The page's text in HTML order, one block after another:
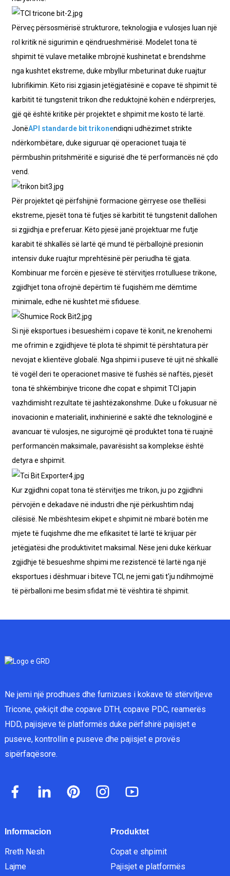
Përveç përsosmërisë strukturore, teknologjia e vulosjes luan një
rol kritik në sigurimin e qëndrueshmërisë. Modelet tona të
shpimit të vulave metalike mbrojnë kushinetat e brendshme
nga kushtet ekstreme, duke mbyllur mbeturinat duke ruajtur
lubrifikimin. Këto risi zgjasin jetëgjatësinë e copave të shpimit të
karbitit të tungstenit trikon dhe reduktojnë kohën e ndërprerjes,
gjë që është kritike për projektet e shpimit me kosto të lartë.
JonëAPI standarde bit trikonendiqni udhëzimet strikte
ndërkombëtare, duke siguruar që operacionet tuaja të
përmbushin pritshmëritë e sigurisë dhe të performancës në çdo
vend.
Për projektet që përfshijnë formacione gërryese ose thellësi
ekstreme, pjesët tona të futjes së karbitit të tungstenit dallohen
si zgjidhja e preferuar. Këto pjesë janë projektuar me futje
karabit të shkallës së lartë që mund të përballojnë presionin
intensiv duke ruajtur mprehtësinë për periudha të gjata.
Kombinuar me forcën e pjesëve të stërvitjes rrotulluese trikone,
zgjidhjet tona ofrojnë depërtim të fuqishëm me dëmtime
minimale, edhe në kushtet më sfiduese.
Si një eksportues i besueshëm i copave të konit, ne krenohemi
me ofrimin e zgjidhjeve të plota të shpimit të përshtatura për
nevojat e klientëve globalë. Nga shpimi i puseve të ujit në shkallë
të vogël deri te operacionet masive të fushës së naftës, pjesët
tona të shkëmbinjve tricone dhe copat e shpimit TCI japin
vazhdimisht rezultate të jashtëzakonshme. Duke u fokusuar në
inovacionin e materialit, inxhinierinë e saktë dhe teknologjinë e
avancuar të vulosjes, ne sigurojmë që produktet tona të ruajnë
performancën maksimale, pavarësisht sa komplekse është
detyra e shpimit.
Kur zgjidhni copat tona të stërvitjes me trikon, ju po zgjidhni
përvojën e dekadave në industri dhe një përkushtim ndaj
cilësisë. Ne mbështesim ekipet e shpimit në mbarë botën me
mjete të fuqishme dhe me efikasitet të lartë të krijuar për
jetëgjatësi dhe produktivitet maksimal. Nëse jeni duke kërkuar
zgjidhje të besueshme shpimi me rezistencë të lartë nga një
eksportues i dëshmuar i biteve TCI, ne jemi gati t'ju ndihmojmë
të përballoni me besim sfidat më të vështira të shpimit.
Ne jemi një prodhues dhe furnizues i kokave të stërvitjeve
Tricone, çekiçit dhe copave DTH, copave PDC, reamerës
HDD, pajisjeve të platformës duke përfshirë pajisjet e
puseve, kontrollin e puseve dhe pajisjet e provës
sipërfaqësore.
Informacion
Rreth Nesh
Lajme
Produktet
Copat e shpimit
Pajisjet e platformës